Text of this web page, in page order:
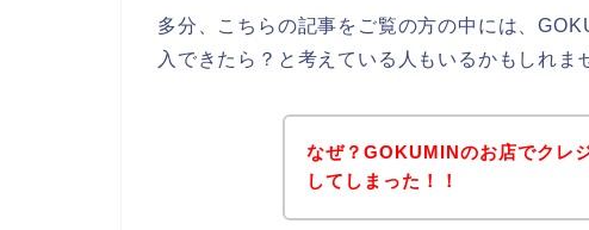
多分、こちらの記事をご覧の方の中には、
入できたら？と考えている人もいるかもしれま
なぜ？GOKUMINのお店でクレ
してしまった！！